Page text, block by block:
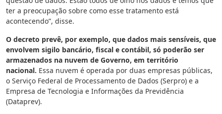
ter a preocupação sobre como esse tratamento está
acontecendo”, disse.
O decreto prevê, por exemplo, que dados mais sensíveis, que
envolvem sigilo bancário, fiscal e contábil, só poderão ser
armazenados na nuvem de Governo, em território
nacional. Essa nuvem é operada por duas empresas públicas,
o Serviço Federal de Processamento de Dados (Serpro) e a
Empresa de Tecnologia e Informações da Previdência
(Dataprev).